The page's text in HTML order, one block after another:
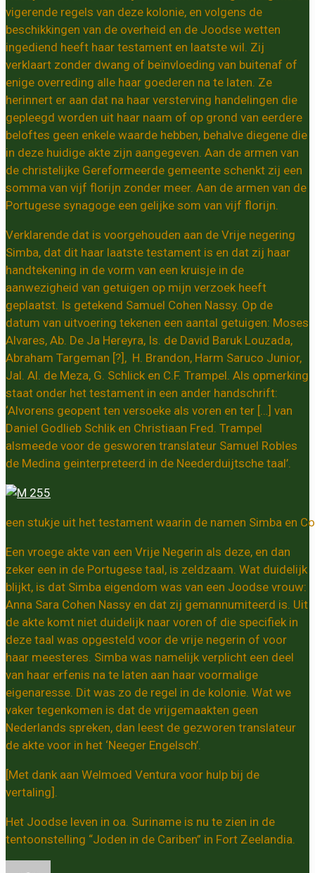
vigerende regels van deze kolonie, en volgens de
beschikkingen van de overheid en de Joodse wetten
ingediend heeft haar testament en laatste wil. Zij
verklaart zonder dwang of beïnvloeding van buitenaf of
enige overreding alle haar goederen na te laten. Ze
herinnert er aan dat na haar versterving handelingen die
gepleegd worden uit haar naam of op grond van eerdere
beloftes geen enkele waarde hebben, behalve diegene die
in deze huidige akte zijn aangegeven. Aan de armen van
de christelijke Gereformeerde gemeente schenkt zij een
somma van vijf florijn zonder meer. Aan de armen van de
Portugese synagoge een gelijke som van vijf florijn.
Verklarende dat is voorgehouden aan de Vrije negering
Simba, dat dit haar laatste testament is en dat zij haar
handtekening in de vorm van een kruisje in de
aanwezigheid van getuigen op mijn verzoek heeft
geplaatst. Is getekend Samuel Cohen Nassy. Op de
datum van uitvoering tekenen een aantal getuigen: Moses
Alvares, Ab. De Ja Hereyra, Is. de David Baruk Louzada,
Abraham Targeman [?], H. Brandon, Harm Saruco Junior,
Jal. Al. de Meza, G. Schlick en C.F. Trampel. Als opmerking
staat onder het testament in een ander handschrift:
‘Alvorens geopent ten versoeke als voren en ter […] van
Daniel Godlieb Schlik en Christiaan Fred. Trampel
alsmeede voor de gesworen translateur Samuel Robles
de Medina geinterpreteerd in de Neederduijtsche taal’.
een stukje uit het testament waarin de namen Simba en
Een vroege akte van een Vrije Negerin als deze, en dan
zeker een in de Portugese taal, is zeldzaam. Wat duidelijk
blijkt, is dat Simba eigendom was van een Joodse vrouw:
Anna Sara Cohen Nassy en dat zij gemannumiteerd is. Uit
de akte komt niet duidelijk naar voren of die specifiek in
deze taal was opgesteld voor de vrije negerin of voor
haar meesteres. Simba was namelijk verplicht een deel
van haar erfenis na te laten aan haar voormalige
eigenaresse. Dit was zo de regel in de kolonie. Wat we
vaker tegenkomen is dat de vrijgemaakten geen
Nederlands spreken, dan leest de gezworen translateur
de akte voor in het ‘Neeger Engelsch’.
[Met dank aan Welmoed Ventura voor hulp bij de
vertaling].
Het Joodse leven in oa. Suriname is nu te zien in de
tentoonstelling “Joden in de Cariben” in Fort Zeelandia.